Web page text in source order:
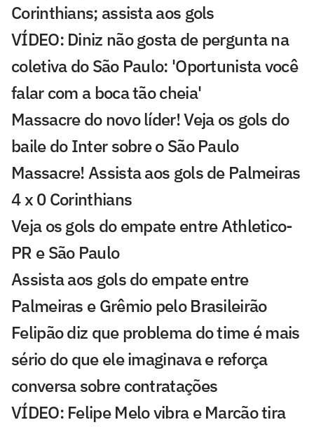
Corinthians; assista aos gols
VÍDEO: Diniz não gosta de pergunta na
coletiva do São Paulo: 'Oportunista você
falar com a boca tão cheia'
Massacre do novo líder! Veja os gols do
baile do Inter sobre o São Paulo
Massacre! Assista aos gols de Palmeiras
4 x 0 Corinthians
Veja os gols do empate entre Athletico-
PR e São Paulo
Assista aos gols do empate entre
Palmeiras e Grêmio pelo Brasileirão
Felipão diz que problema do time é mais
sério do que ele imaginava e reforça
conversa sobre contratações
VÍDEO: Felipe Melo vibra e Marcão tira